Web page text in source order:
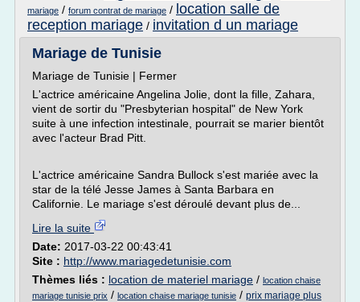
mariage / forum contrat de mariage / location salle de
reception mariage / invitation d un mariage
Mariage de Tunisie
Mariage de Tunisie | Fermer
L'actrice américaine Angelina Jolie, dont la fille, Zahara,
vient de sortir du "Presbyterian hospital" de New York
suite à une infection intestinale, pourrait se marier bientôt
avec l'acteur Brad Pitt.
L'actrice américaine Sandra Bullock s'est mariée avec la
star de la télé Jesse James à Santa Barbara en
Californie. Le mariage s'est déroulé devant plus de...
Lire la suite
Date: 2017-03-22 00:43:41
Site : http://www.mariagedetunisie.com
Thèmes liés : location de materiel mariage / location chaise
mariage tunisie prix / location chaise mariage tunisie / prix mariage plus